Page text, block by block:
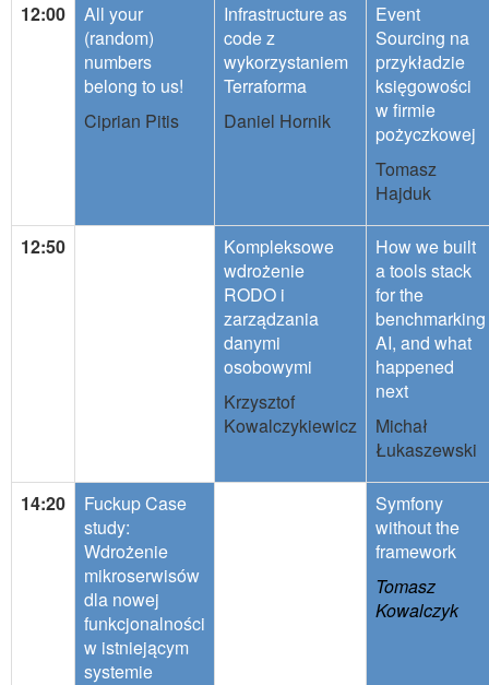
12:00
All your
(random)
numbers
belong to us!
Ciprian Pitis
Infrastructure as
code z
wykorzystaniem
Terraforma
Daniel Hornik
Event
Sourcing na
przykładzie
księgowości
w firmie
pożyczkowej
Tomasz
Hajduk
12:50
Kompleksowe
wdrożenie
RODO i
zarządzania
danymi
osobowymi
Krzysztof
Kowalczykiewicz
How we built
a tools stack
for the
benchmarking
AI, and what
happened
next
Michał
Łukaszewski
14:20
Fuckup Case
study:
Wdrożenie
mikroserwisów
dla nowej
funkcjonalności
w istniejącym
systemie
Symfony
without the
framework
Tomasz
Kowalczyk